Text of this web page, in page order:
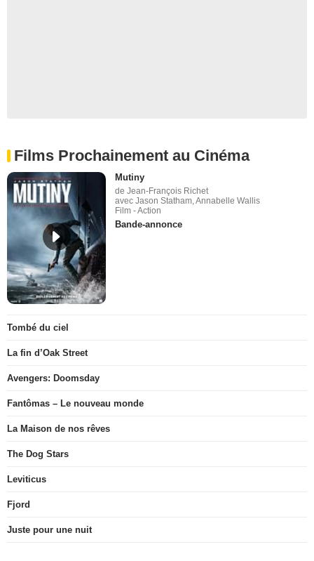
Films Prochainement au Cinéma
Mutiny
de Jean-François Richet
avec Jason Statham, Annabelle Wallis
Film - Action
Bande-annonce
Tombé du ciel
La fin d’Oak Street
Avengers: Doomsday
Fantômas – Le nouveau monde
La Maison de nos rêves
The Dog Stars
Leviticus
Fjord
Juste pour une nuit